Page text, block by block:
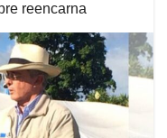
reencarna